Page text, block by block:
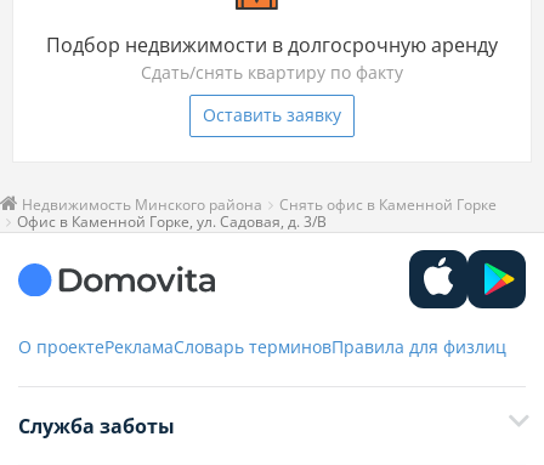
Подбор недвижимости в долгосрочную аренду
Сдать/снять квартиру по факту
Оставить заявку
Недвижимость Минского района
Снять офис в Каменной Горке
Офис в Каменной Горке, ул. Садовая, д. 3/В
О проектеРекламаСловарь терминовПравила для физлиц
Служба заботы